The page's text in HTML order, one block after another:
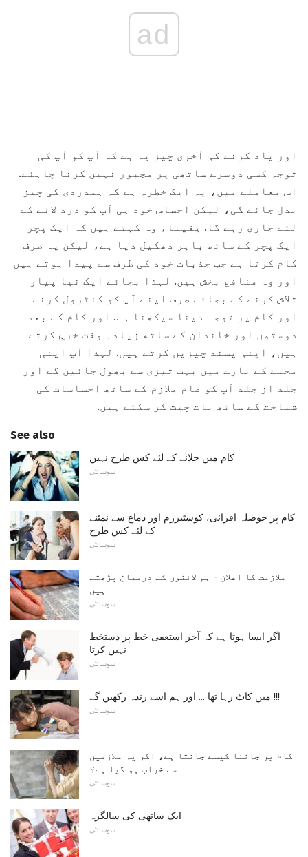
ad
اور یاد کرنے کی آخری چیز یہ ہے کہ آپ کو آپ کی
توجہ کسی دوسرے ساتھی پر مجبور نہیں کرنا چاہئے.
اس معاملے میں، یہ ایک خطرہ ہے کہ ہمدردی کی چیز
بدل جائے گی، لیکن احساس خود ہی آپ کو درد لانے کے
لئے جاری رہے گا. یقینا، وہ کہتے ہیں کہ ایک پچر
ایک پچر کے ساتھ باہر دھکیل دیا ہے، لیکن یہ صرف
کام کرتا ہے جب جذبات خود کی طرف سے پیدا ہوتے ہیں
اور وہ منافع بخش ہیں. لہذا بجائے ایک نیا پیار
تلاش کرنے کے بجائے صرف اپنے آپ کو کنٹرول کرنے
اور کام پر توجہ دینا سیکھنا ہے. اور کام کے بعد
دوستوں اور خاندان کے ساتھ زیادہ وقت خرچ کرتے
ہیں، اپنی پسند چیزیں کرتے ہیں. لہذا آپ اپنی
محبت کے بارے میں بہت تیزی سے بھول جائیں گے اور
جلد از جلد آپ کو عام ملازم کے ساتھ احساسات کی
شناخت کے ساتھ بات چیت کر سکتے ہیں.
See also
کام میں جلانے کے لئے کس طرح نہیں
سوسائٹی
کام پر حوصلہ افزائی، کوسٹیززم اور دماغ سے نمٹنے
کے لئے کس طرح
سوسائٹی
ملازمت کا اعلان - ہم لائنوں کے درمیان پڑھتے
ہیں
سوسائٹی
اگر ایسا ہوتا ہے کہ آجر استعفی خط پر دستخط
نہیں کرتا
سوسائٹی
میں کاٹ رہا تھا ... اور ہم اسے زندہ رکھیں گے !!!
سوسائٹی
کام پر جاننا کیسے جانتا ہے، اگر یہ ملازمین
سے خراب ہو گیا ہے؟
سوسائٹی
ایک ساتھی کی سالگرہ
سوسائٹی